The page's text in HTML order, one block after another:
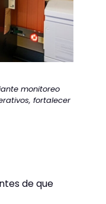
monitoreo
fortalecer
de que